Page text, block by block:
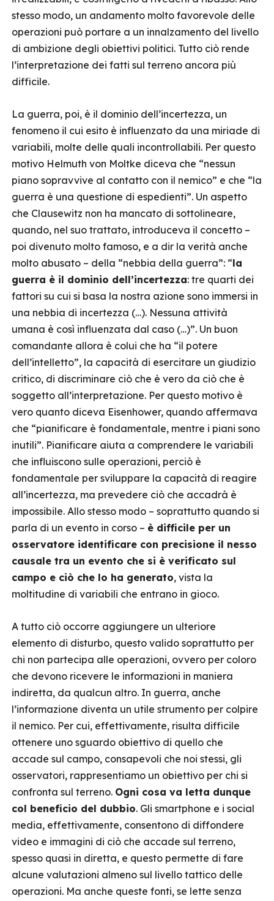
stesso modo, un andamento molto favorevole delle
operazioni può portare a un innalzamento del livello
di ambizione degli obiettivi politici. Tutto ciò rende
l’interpretazione dei fatti sul terreno ancora più
difficile.
La guerra, poi, è il dominio dell’incertezza, un
fenomeno il cui esito è influenzato da una miriade di
variabili, molte delle quali incontrollabili. Per questo
motivo Helmuth von Moltke diceva che “nessun
piano sopravvive al contatto con il nemico” e che “la
guerra è una questione di espedienti”. Un aspetto
che Clausewitz non ha mancato di sottolineare,
quando, nel suo trattato, introduceva il concetto –
poi divenuto molto famoso, e a dir la verità anche
molto abusato – della “nebbia della guerra”: “la
guerra è il dominio dell’incertezza: tre quarti dei
fattori su cui si basa la nostra azione sono immersi in
una nebbia di incertezza (…). Nessuna attività
umana è così influenzata dal caso (…)”. Un buon
comandante allora è colui che ha “il potere
dell’intelletto”, la capacità di esercitare un giudizio
critico, di discriminare ciò che è vero da ciò che è
soggetto all’interpretazione. Per questo motivo è
vero quanto diceva Eisenhower, quando affermava
che “pianificare è fondamentale, mentre i piani sono
inutili”. Pianificare aiuta a comprendere le variabili
che influiscono sulle operazioni, perciò è
fondamentale per sviluppare la capacità di reagire
all’incertezza, ma prevedere ciò che accadrà è
impossibile. Allo stesso modo – soprattutto quando si
parla di un evento in corso – è difficile per un
osservatore identificare con precisione il nesso
causale tra un evento che si è verificato sul
campo e ciò che lo ha generato, vista la
moltitudine di variabili che entrano in gioco.
A tutto ciò occorre aggiungere un ulteriore
elemento di disturbo, questo valido soprattutto per
chi non partecipa alle operazioni, ovvero per coloro
che devono ricevere le informazioni in maniera
indiretta, da qualcun altro. In guerra, anche
l’informazione diventa un utile strumento per colpire
il nemico. Per cui, effettivamente, risulta difficile
ottenere uno sguardo obiettivo di quello che
accade sul campo, consapevoli che noi stessi, gli
osservatori, rappresentiamo un obiettivo per chi si
confronta sul terreno. Ogni cosa va letta dunque
col beneficio del dubbio. Gli smartphone e i social
media, effettivamente, consentono di diffondere
video e immagini di ciò che accade sul terreno,
spesso quasi in diretta, e questo permette di fare
alcune valutazioni almeno sul livello tattico delle
operazioni. Ma anche queste fonti, se lette senza